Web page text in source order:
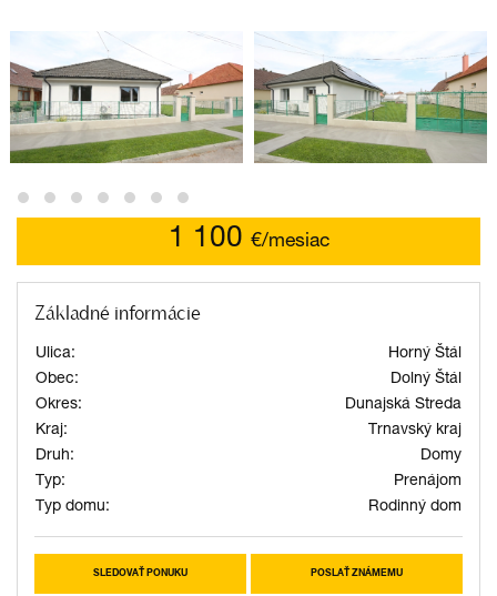
1 100 €/mesiac
Základné informácie
Ulica:
Horný Štál
Obec:
Dolný Štál
Okres:
Dunajská Streda
Kraj:
Trnavský kraj
Druh:
Domy
Typ:
Prenájom
Typ domu:
Rodinný dom
SLEDOVAŤ PONUKU POSLAŤ ZNÁMEMU